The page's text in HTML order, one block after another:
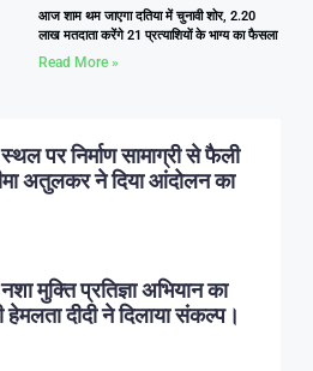
आज शाम थम जाएगा दतिया में चुनावी शोर, 2.20
लाख मतदाता करेंगे 21 प्रत्याशियों के भाग्य का फैसला
Read More »
पर निर्माण सामाग्री से फैली
अतुलकर ने दिया आंदोलन का
मुक्ति प्रतिज्ञा अभियान का
हेमलता दीदी ने दिलाया संकल्प।